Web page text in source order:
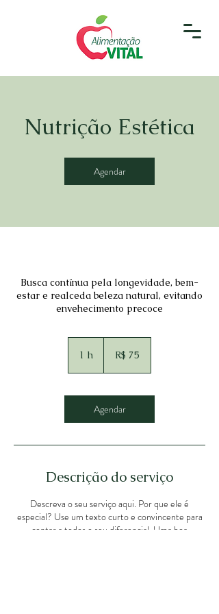
Nutrição Estética
Agendar
Busca contínua pela longevidade, bem-
estar e realceda beleza natural, evitando
envehecimento precoce
1 h
brasileiros
R$ 75
Agendar
Descrição do serviço
Descreva o seu serviço aqui. Por que ele é
especial? Use um texto curto e convincente para
contar a todos o seu diferencial. Uma boa